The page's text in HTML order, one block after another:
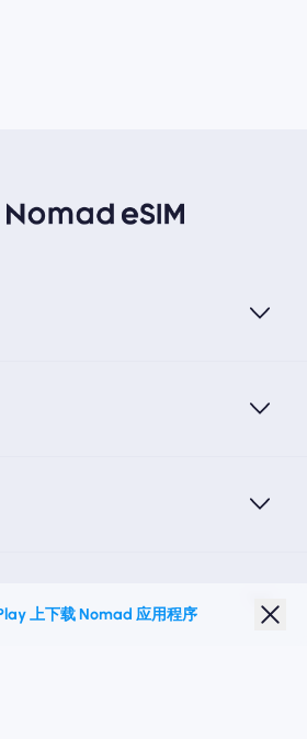
上下载 Nomad 应用程序